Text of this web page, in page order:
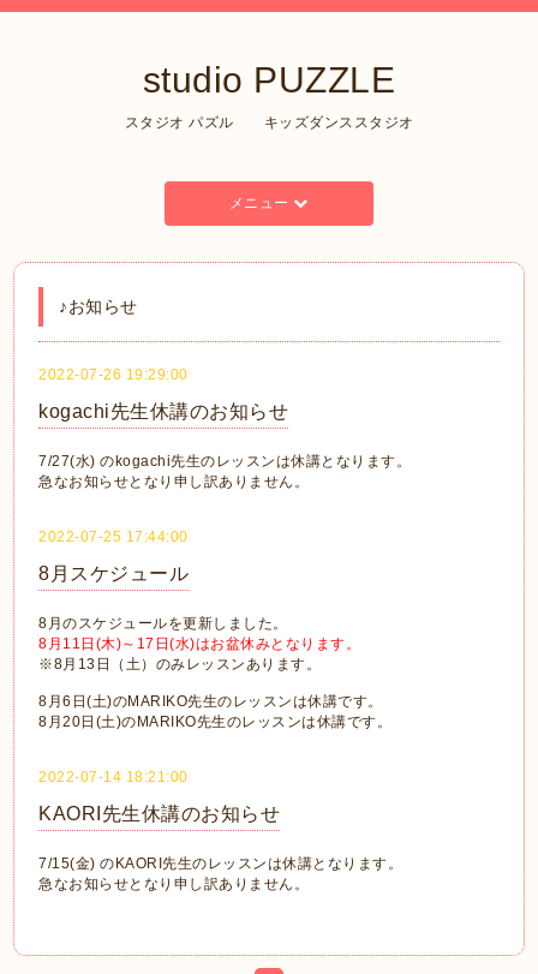
studio PUZZLE
スタジオ パズル キッズダンススタジオ
メニュー
♪お知らせ
2022-07-26 19:29:00
kogachi先生休講のお知らせ
7/27(水) のkogachi先生のレッスンは休講となります。
急なお知らせとなり申し訳ありません。
2022-07-25 17:44:00
8月スケジュール
8月のスケジュールを更新しました。
8月11日(木)～17日(水)はお盆休みとなります。
※8月13日（土）のみレッスンあります。
8月6日(土)のMARIKO先生のレッスンは休講です。
8月20日(土)のMARIKO先生のレッスンは休講です。
2022-07-14 18:21:00
KAORI先生休講のお知らせ
7/15(金) のKAORI先生のレッスンは休講となります。
急なお知らせとなり申し訳ありません。